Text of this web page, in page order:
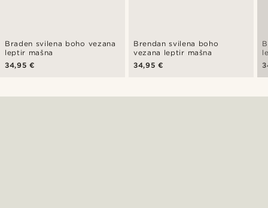
Braden svilena boho vezana
leptir mašna
34,95 €
Brendan svilena boho
vezana leptir mašna
34,95 €